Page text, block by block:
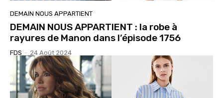
DEMAIN NOUS APPARTIENT
DEMAIN NOUS APPARTIENT : la robe à
rayures de Manon dans l’épisode 1756
FDS - 24 Août 2024